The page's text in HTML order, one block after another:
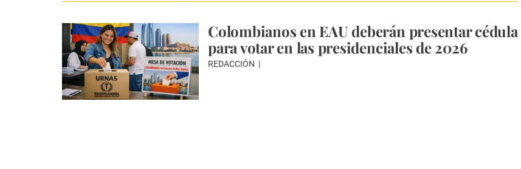
Colombianos en EAU deberán presentar cédula
para votar en las presidenciales de 2026
REDACCIÓN